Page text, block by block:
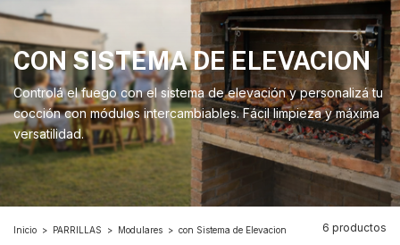
CON SISTEMA DE ELEVACION
Controlá el fuego con el sistema de elevación y personalizá tu
cocción con módulos intercambiables. Fácil limpieza y máxima
versatilidad.
Inicio > PARRILLAS > Modulares > con Sistema de Elevacion 6 productos